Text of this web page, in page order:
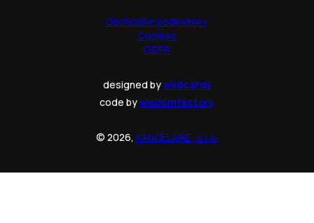
Obchodné podmienky
Cookies
GDPR
designed bywildcards
code bywisdomfactory
© 2026, KANCELARIE, s.r.o.